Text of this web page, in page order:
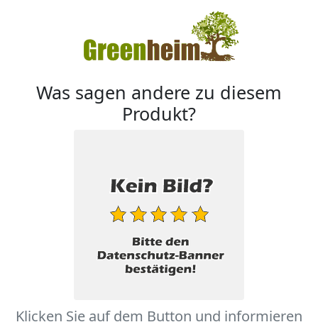
Was sagen andere zu diesem
Produkt?
Klicken Sie auf dem Button und informieren